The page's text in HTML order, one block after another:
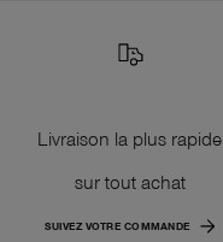
Livraison la plus rapide
sur tout achat
SUIVEZ VOTRE COMMANDE